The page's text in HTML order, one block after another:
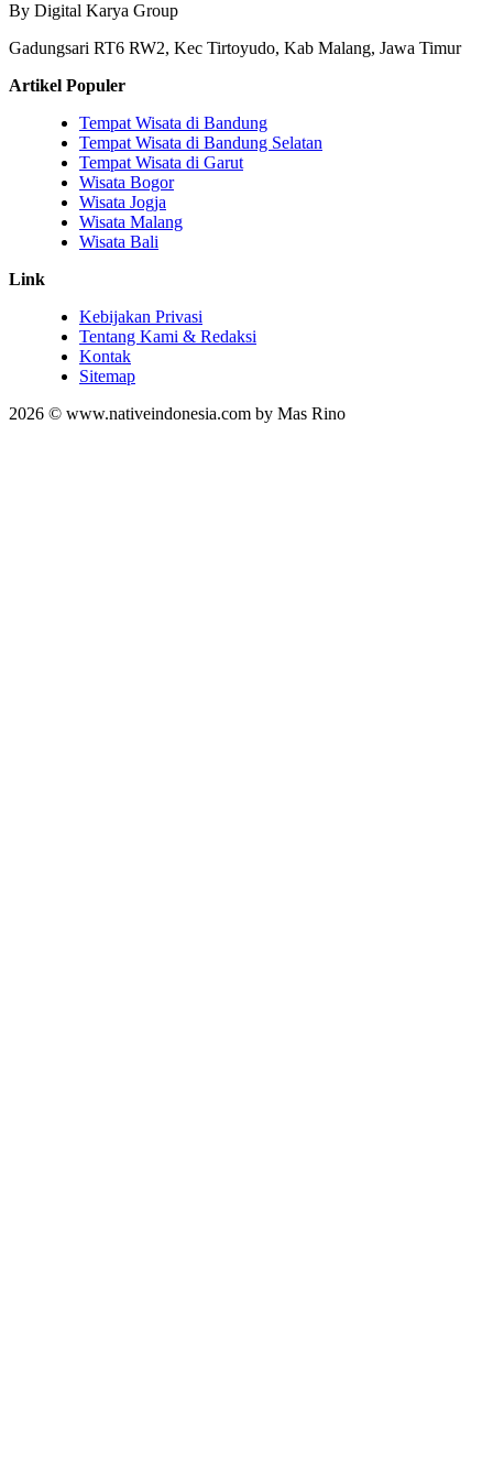
By Digital Karya Group
Gadungsari RT6 RW2, Kec Tirtoyudo, Kab Malang, Jawa Timur
Artikel Populer
Tempat Wisata di Bandung
Tempat Wisata di Bandung Selatan
Tempat Wisata di Garut
Wisata Bogor
Wisata Jogja
Wisata Malang
Wisata Bali
Link
Kebijakan Privasi
Tentang Kami & Redaksi
Kontak
Sitemap
2026 © www.nativeindonesia.com by Mas Rino